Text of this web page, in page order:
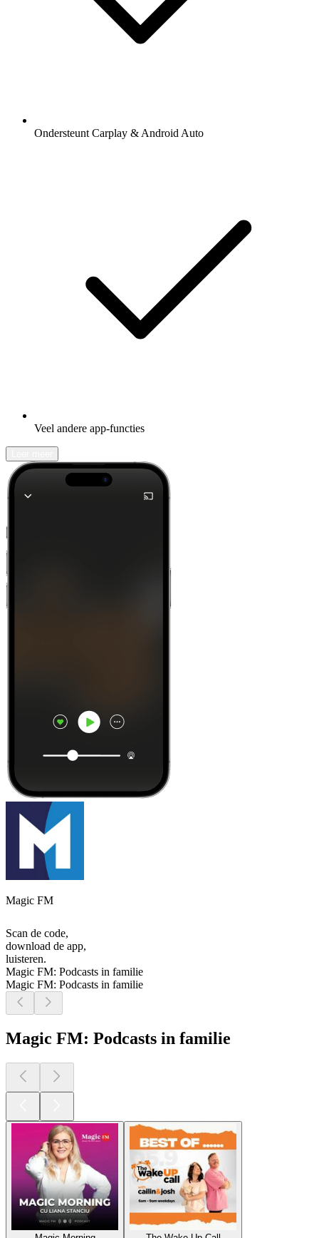
Ondersteunt Carplay & Android Auto
Veel andere app-functies
Magic FM
Scan de code,
download de app,
luisteren.
Magic FM: Podcasts in familie
Magic FM: Podcasts in familie
Magic FM: Podcasts in familie